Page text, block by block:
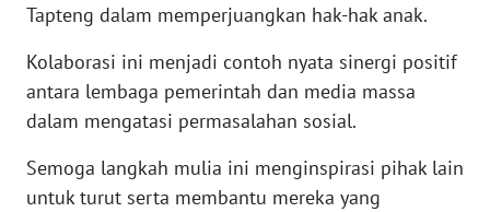
Tapteng dalam memperjuangkan hak-hak anak.
Kolaborasi ini menjadi contoh nyata sinergi positif
antara lembaga pemerintah dan media massa
dalam mengatasi permasalahan sosial.
Semoga langkah mulia ini menginspirasi pihak lain
untuk turut serta membantu mereka yang
WN
WN
NUSANTARA
WN
JOGJA